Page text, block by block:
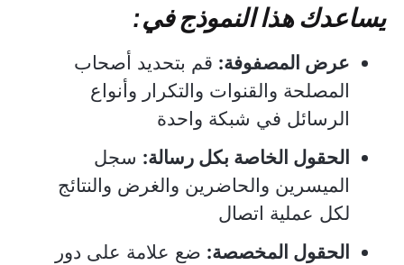
يساعدك هذا النموذج في:
عرض المصفوفة: قم بتحديد أصحاب
المصلحة والقنوات والتكرار وأنواع
الرسائل في شبكة واحدة
الحقول الخاصة بكل رسالة: سجل
الميسرين والحاضرين والغرض والنتائج
لكل عملية اتصال
الحقول المخصصة: ضع علامة على دور